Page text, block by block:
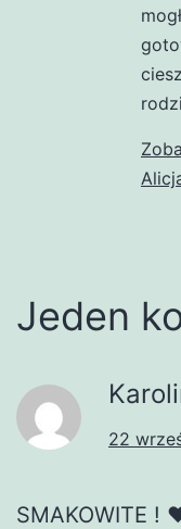
Jeden
22